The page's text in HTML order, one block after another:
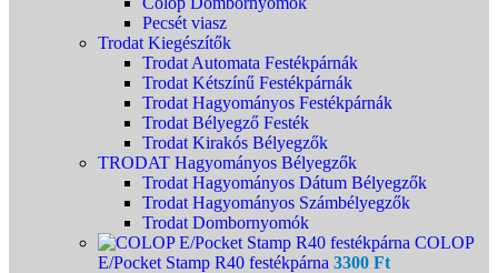
Pecsét viasz
Trodat Kiegészítők
Trodat Automata Festékpárnák
Trodat Kétszínű Festékpárnák
Trodat Hagyományos Festékpárnák
Trodat Bélyegző Festék
Trodat Kirakós Bélyegzők
TRODAT Hagyományos Bélyegzők
Trodat Hagyományos Dátum Bélyegzők
Trodat Hagyományos Számbélyegzők
Trodat Dombornyomók
COLOP
E/Pocket Stamp R40 festékpárna 3300 Ft